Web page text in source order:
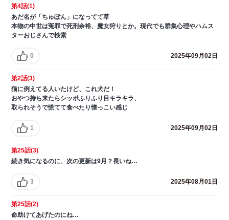
第4話(1)
あだ名が「ちゅぽん」になってて草
本物の中世は冤罪で死刑余裕、魔女狩りとか。現代でも群集心理やハムス
ターおじさんで検索
0 2025年09月02日
第2話(3)
猫に例えてる人いたけど、これ犬だ！
おやつ持ち来たらシッポふりふり目キラキラ、
取られそうで慌てて食べたり懐っこい感じ
1 2025年09月02日
第25話(3)
続き気になるのに、次の更新は9月？長いね…
3 2025年08月01日
第25話(2)
命助けてあげたのにね…